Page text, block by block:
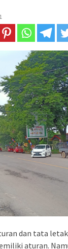
dan tata
aturan.